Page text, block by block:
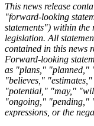
This news release
"forward-looking
statements") within the
legislation. All
contained in this news
Forward-looking
as "plans," "planned,"
"believes,"
"potential," "may,"
"ongoing," "pending,"
expressions, or the